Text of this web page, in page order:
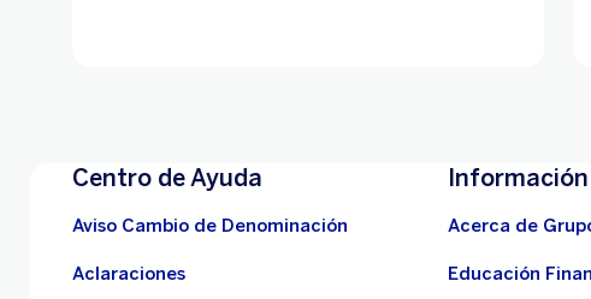
Centro de Ayuda
Aviso Cambio de Denominación
Aclaraciones
Acerca de
Educación